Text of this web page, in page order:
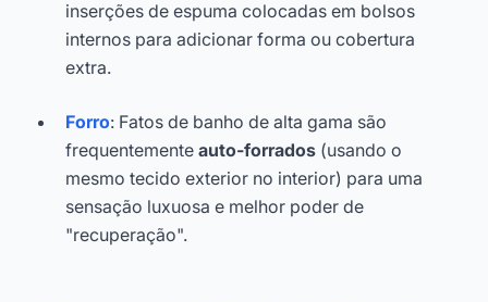
inserções de espuma colocadas em bolsos
internos para adicionar forma ou cobertura
extra.
Forro: Fatos de banho de alta gama são
frequentemente auto-forrados (usando o
mesmo tecido exterior no interior) para uma
sensação luxuosa e melhor poder de
"recuperação".